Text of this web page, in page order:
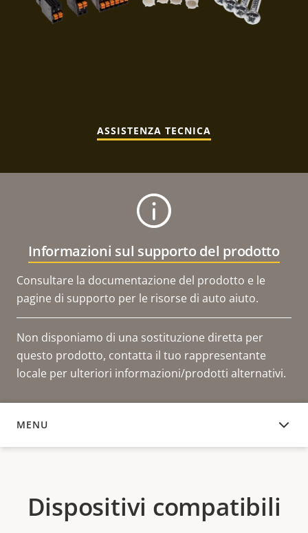
ASSISTENZA TECNICA
Informazioni sul supporto del prodotto
Consultare la documentazione del prodotto e le
pagine di supporto per le risorse di auto aiuto.
Non disponiamo di una sostituzione diretta per
questo prodotto, contatta il tuo rappresentante
locale per ulteriori informazioni/prodotti alternativi.
MENU
DOCUMENTAZIONE
Dispositivi compatibili